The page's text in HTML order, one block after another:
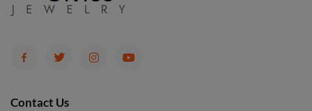
Contact Us